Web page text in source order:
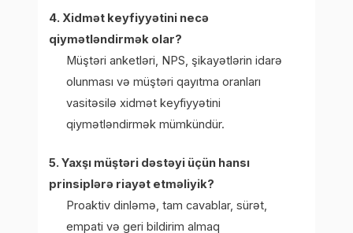
4. Xidmət keyfiyyətini necə
qiymətləndirmək olar?
Müştəri anketləri, NPS, şikayətlərin idarə
olunması və müştəri qayıtma oranları
vasitəsilə xidmət keyfiyyətini
qiymətləndirmək mümkündür.
5. Yaxşı müştəri dəstəyi üçün hansı
prinsiplərə riayət etməliyik?
Proaktiv dinləmə, tam cavablar, sürət,
empati və geri bildirim almaq